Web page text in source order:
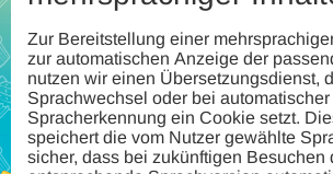
Zur Bereitstellung einer
zur automatischen Anzeige der
nutzen wir einen Übersetzungsdienst,
Sprachwechsel oder bei automatischer
Spracherkennung ein Cookie setzt.
speichert die vom Nutzer gewählte
sicher, dass bei zukünftigen Besuchen